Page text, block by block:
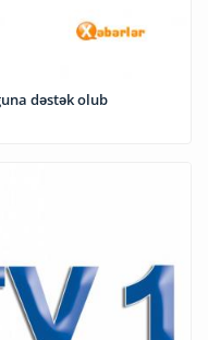
dəstək olub